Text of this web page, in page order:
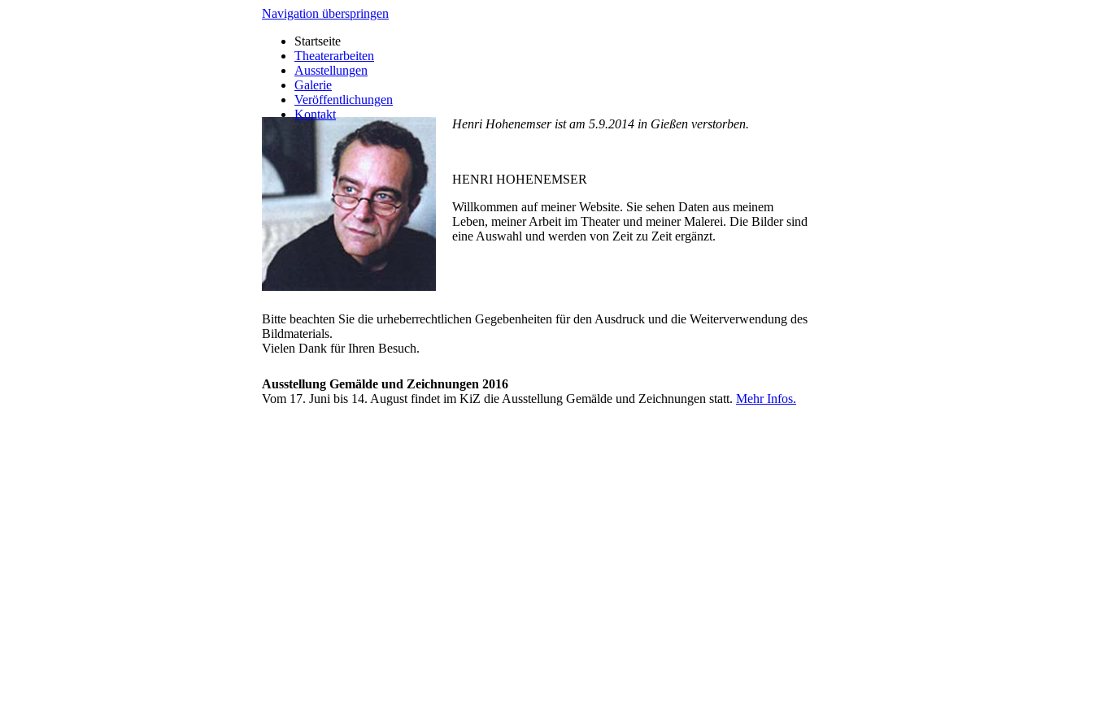
Navigation überspringen
Startseite
Theaterarbeiten
Ausstellungen
Galerie
Veröffentlichungen
Kontakt
Henri Hohenemser ist am 5.9.2014 in Gießen verstorben.
HENRI HOHENEMSER
Willkommen auf meiner Website. Sie sehen Daten aus meinem
Leben, meiner Arbeit im Theater und meiner Malerei. Die Bilder sind
eine Auswahl und werden von Zeit zu Zeit ergänzt.
Bitte beachten Sie die urheberrechtlichen Gegebenheiten für den Ausdruck und die Weiterverwendung des
Bildmaterials.
Vielen Dank für Ihren Besuch.
Ausstellung Gemälde und Zeichnungen 2016
Vom 17. Juni bis 14. August findet im KiZ die Ausstellung Gemälde und Zeichnungen statt. Mehr Infos.